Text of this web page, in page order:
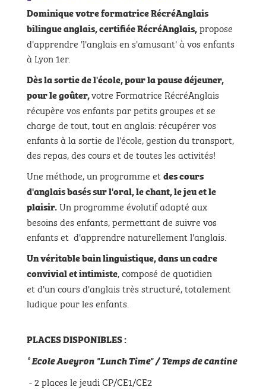
Dominique votre formatrice RécréAnglais
bilingue anglais,certifiée RécréAnglais,propose
d'apprendre 'l'anglais en s'amusant' à vos enfants
à Lyon 1er.
Dès la sortie de l'école, pour la pause déjeuner,
pour le goûter,votre Formatrice RécréAnglais
récupère vos enfants par petits groupes et se
charge de tout, tout en anglais: récupérer vos
enfants à la sortie de l'école, gestion du transport,
des repas, des cours et de toutes les activités!
Une méthode, un programme etdes cours
d'anglais basés sur l'oral, le chant, le jeu etle
plaisir.Un programme évolutif adapté aux
besoins des enfants, permettant de suivre vos
enfants et d'apprendre naturellement l'anglais.
Un véritable bain linguistique, dans un cadre
convivial et intimiste, composé de quotidien
et d'un cours d'anglais très structuré, totalement
ludique pour les enfants.
PLACES DISPONIBLES:
° Ecole Aveyron "Lunch Time" / Temps de cantine
- 2 places le jeudi CP/CE1/CE2